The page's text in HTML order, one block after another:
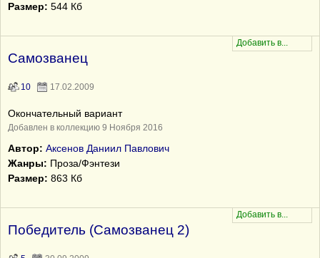
Размер: 544 Кб
Самозванец
10 17.02.2009
Окончательный вариант
Добавлен в коллекцию 9 Ноября 2016
Автор: Аксенов Даниил Павлович
Жанры: Проза/Фэнтези
Размер: 863 Кб
Победитель (Самозванец 2)